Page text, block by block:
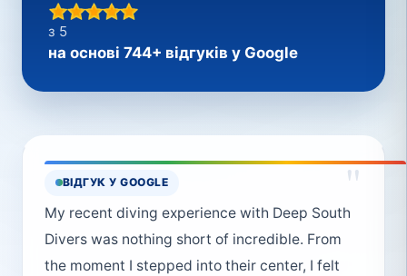
з 5
на основі 744+ відгуків у Google
ВІДГУК У GOOGLE "
My recent diving experience with Deep South
Divers was nothing short of incredible. From
the moment I stepped into their center, I felt